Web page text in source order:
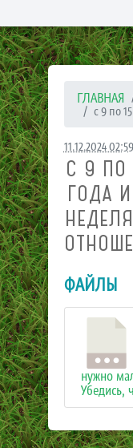
ГЛАВНАЯ
с 9 по
11.12.2024 02:59
С 9 ПО
ГОДА
ФАЙЛЫ
нужно
Убедись,